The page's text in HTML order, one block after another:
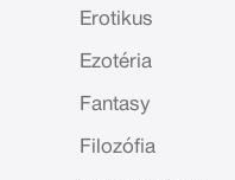
Erotikus
Ezotéria
Fantasy
Filozófia